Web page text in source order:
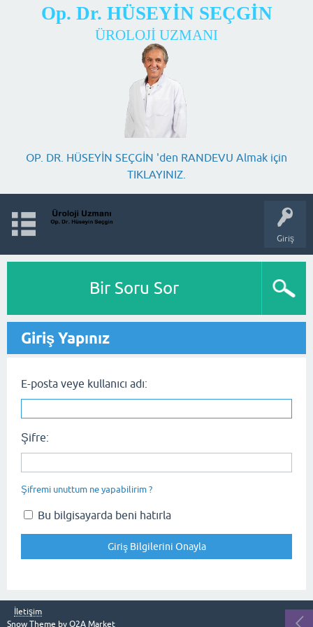
Op. Dr. HÜSEYİN SEÇGİN
ÜROLOJİ UZMANI
OP. DR. HÜSEYİN SEÇGİN 'den RANDEVU Almak için
TIKLAYINIZ.
Giriş
Bir Soru Sor
Giriş Yapınız
E-posta veye kullanıcı adı:
Şifre:
Şifremi unuttum ne yapabilirim ?
Bu bilgisayarda beni hatırla
İletişim
Snow Theme by Q2A Market